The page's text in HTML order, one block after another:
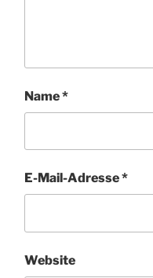
Name*
E-Mail-Adresse*
Website